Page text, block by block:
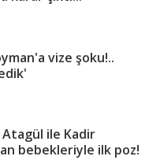
vize şoku!..
ile Kadir
bebekleriyle ilk poz!